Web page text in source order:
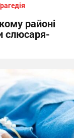
районі
слюсаря-